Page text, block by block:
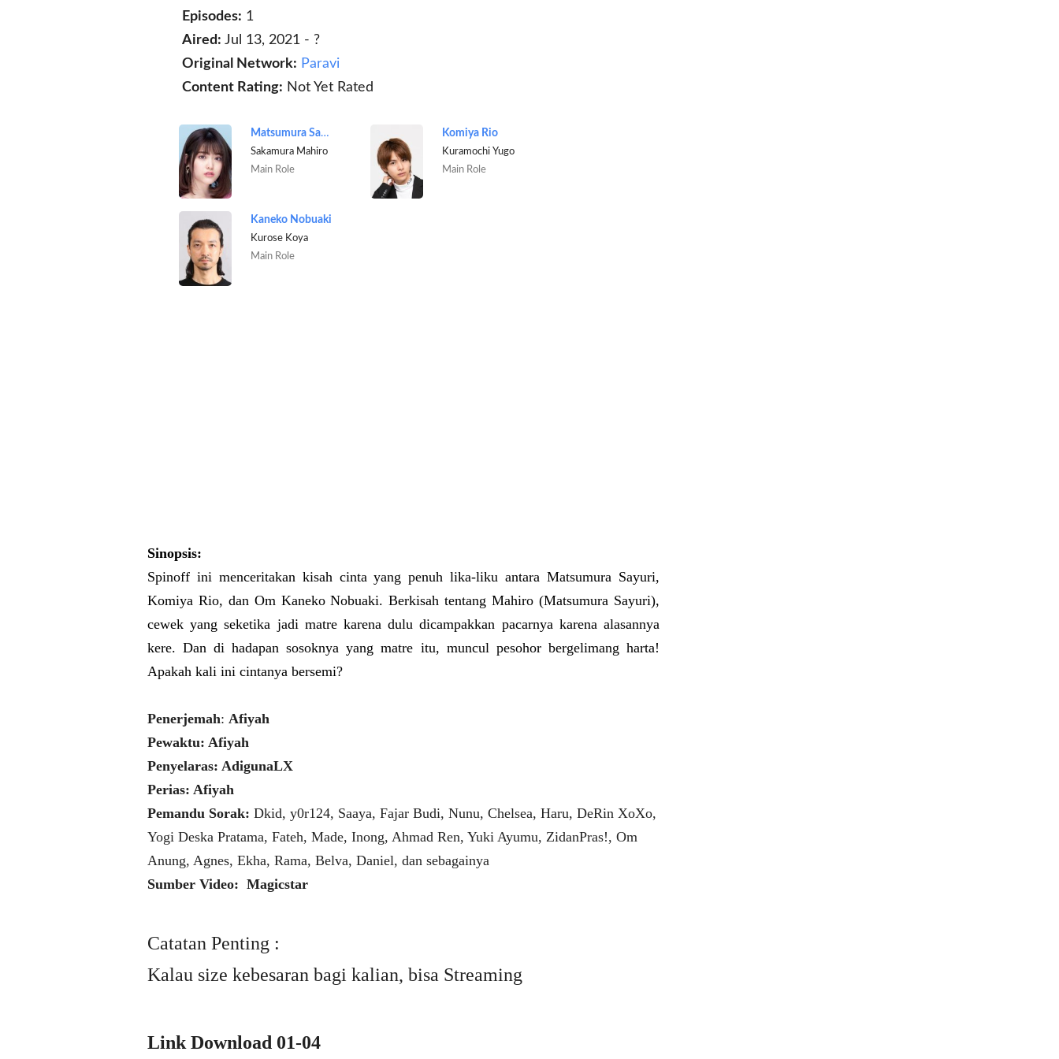
Episodes: 1
Aired: Jul 13, 2021 - ?
Original Network: Paravi
Content Rating: Not Yet Rated
Matsumura Sayuri
Sakamura Mahiro
Main Role
Komiya Rio
Kuramochi Yugo
Main Role
Kaneko Nobuaki
Kurose Koya
Main Role
Sinopsis:
Spinoff ini menceritakan kisah cinta yang penuh lika-liku antara Matsumura Sayuri,
Komiya Rio, dan Om Kaneko Nobuaki. Berkisah tentang Mahiro (Matsumura Sayuri),
cewek yang seketika jadi matre karena dulu dicampakkan pacarnya karena alasannya
kere. Dan di hadapan sosoknya yang matre itu, muncul pesohor bergelimang harta!
Apakah kali ini cintanya bersemi?
Penerjemah: Afiyah
Pewaktu: Afiyah
Penyelaras: AdigunaLX
Perias: Afiyah
Pemandu Sorak: Dkid, y0r124, Saaya, Fajar Budi, Nunu, Chelsea, Haru, DeRin XoXo,
Yogi Deska Pratama, Fateh, Made, Inong, Ahmad Ren, Yuki Ayumu, ZidanPras!, Om
Anung, Agnes, Ekha, Rama, Belva, Daniel, dan sebagainya
Sumber Video: Magicstar
Catatan Penting :
Kalau size kebesaran bagi kalian, bisa Streaming
Link Download 01-04